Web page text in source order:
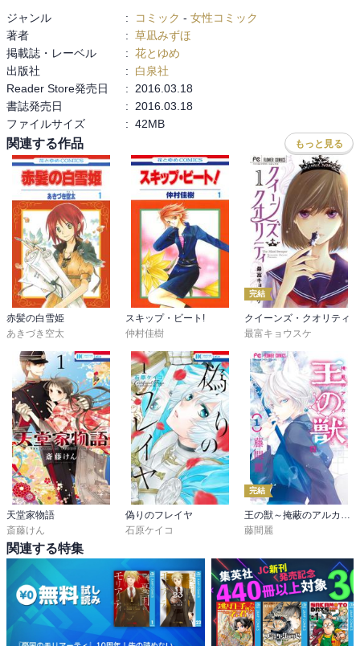
キジャもハクを励ましてくれる。
ハクは動揺すると黙るし、ハクが動揺するとキジャが落ち着くとい
うユンの見立ても面白い。
確かに二人きりで旅をしていたら、今ほど前向きな
旅になっていなかっただろう。
仲間に心の内で感謝するハクが泣ける。
シンアも気を遣ってくれるのが可愛い。
空風地の将軍が揃うのは確かに思ってもいない強い味方だが
ハクたちと邂逅してしまうのは複雑である。
ハクとスウォンが壁越しにお互い相手を認識しているのが切ない。
許せもしなければ許されたいとも思っていなかろうが
悲しい関係だ。
戦場でムンドクたちとハクが再会する描写が面白いし可愛い。
キジャがスウォンをヨナとハクの宿敵と認識してくれているのも優
しい。
スウォンがキジャの手に触れ、
「私は玉座に座りたいのではありません」
とはっきり応えるシーンも良かった。
リリが覚悟を決めてヨナを隠し、囮になって捕まるところが本当に
悲しく酷い状況ではあるが
強い決意がとても美しくもある。
ジャンル : コミック - 女性コミック
著者
: 草凪みずほ
掲載誌・レーベル
: 花とゆめ
出版社
:
白泉社
Reader Store発売日
:
2016.03.18
書誌発売日
:
2016.03.18
ファイルサイズ
: 42MB
関連する作品 もっと見る
赤髪の白雪姫
あきづき空太
スキップ・ビート!
仲村佳樹
完結
クイーンズ・クオリティ
最富キョウスケ
天堂家物語
斎藤けん
偽りのフレイヤ
石原ケイコ
完結
藤間麗
関連する特集